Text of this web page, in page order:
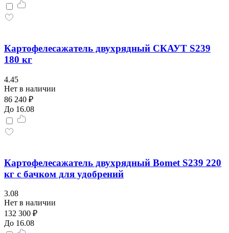
Картофелесажатель двухрядный СКАУТ S239
180 кг
4.45
Нет в наличии
86 240 ₽
До 16.08
Картофелесажатель двухрядный Bomet S239 220
кг с бачком для удобрений
3.08
Нет в наличии
132 300 ₽
До 16.08